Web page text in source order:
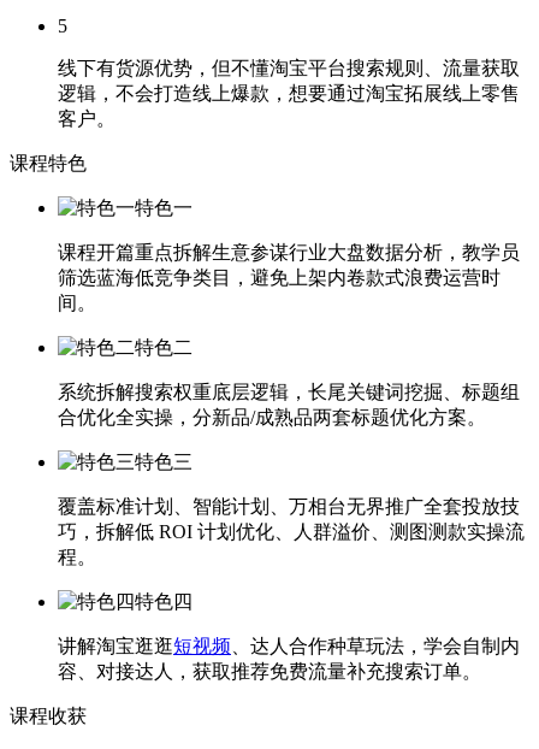
5
线下有货源优势，但不懂淘宝平台搜索规则、流量获取
逻辑，不会打造线上爆款，想要通过淘宝拓展线上零售
客户。
课程特色
特色一
课程开篇重点拆解生意参谋行业大盘数据分析，教学员
筛选蓝海低竞争类目，避免上架内卷款式浪费运营时
间。
特色二
系统拆解搜索权重底层逻辑，长尾关键词挖掘、标题组
合优化全实操，分新品/成熟品两套标题优化方案。
特色三
覆盖标准计划、智能计划、万相台无界推广全套投放技
巧，拆解低 ROI 计划优化、人群溢价、测图测款实操流
程。
特色四
讲解淘宝逛逛短视频 、达人合作种草玩法，学会自制内
容、对接达人，获取推荐免费流量补充搜索订单。
课程收获